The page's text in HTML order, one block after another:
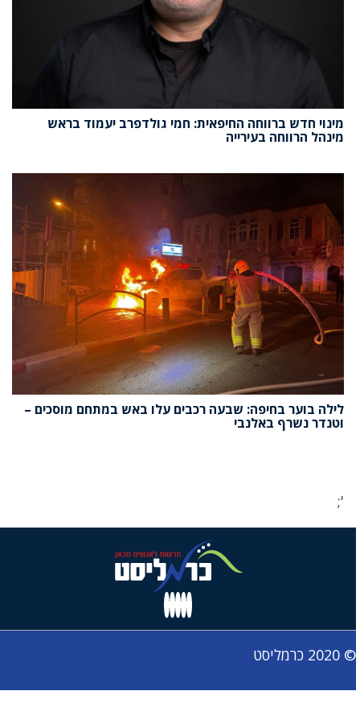
מינוי חדש ברווחה החיפאית: חמי גולדפרב יעמוד בראש
מינהל הרווחה בעירייה
לילה בוער בחיפה: שבעה רכבים עלו באש במתחם מוסכים –
וטנדר נשרף באלנבי
';
© 2020 כרמליסט